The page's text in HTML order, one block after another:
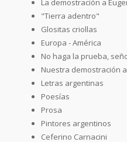
"Tierra adentro"
Glositas criollas
Europa - América
No haga la prueba,
Nuestra demostración
Letras argentinas
Poesías
Prosa
Pintores argentinos
Ceferino Carnacini